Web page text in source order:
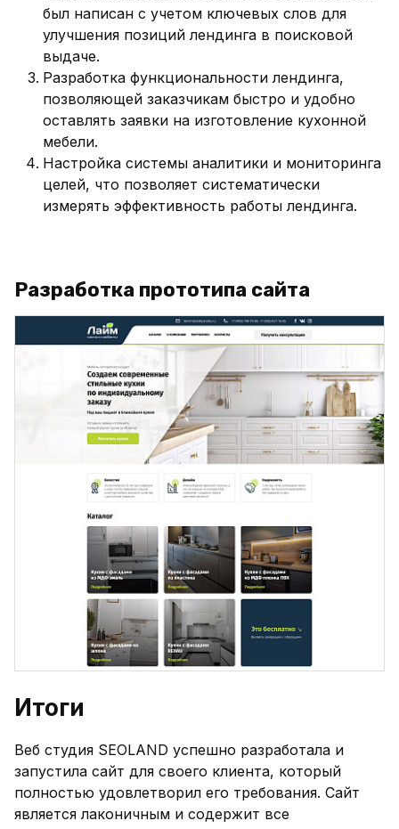
был написан с учетом ключевых слов для
улучшения позиций лендинга в поисковой
выдаче.
Разработка функциональности лендинга,
позволяющей заказчикам быстро и удобно
оставлять заявки на изготовление кухонной
мебели.
Настройка системы аналитики и мониторинга
целей, что позволяет систематически
измерять эффективность работы лендинга.
Разработка прототипа сайта
Итоги
Веб студия SEOLAND успешно разработала и
запустила сайт для своего клиента, который
полностью удовлетворил его требования. Сайт
является лаконичным и содержит все